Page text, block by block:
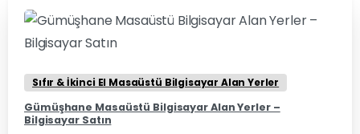
0 -
Sıfır & İkinci El Masaüstü Bilgisayar Alan Yerler
Gümüşhane Masaüstü Bilgisayar Alan Yerler –
Bilgisayar Satın